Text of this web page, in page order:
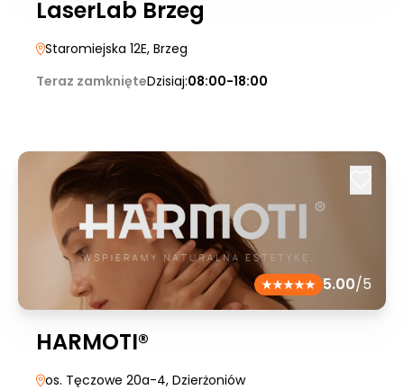
LaserLab Brzeg
Staromiejska 12E, Brzeg
Teraz zamknięteDzisiaj:08:00-18:00
5.00/5
HARMOTI®
os. Tęczowe 20a-4, Dzierżoniów